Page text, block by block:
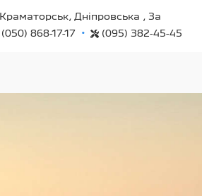
Краматорськ, Дніпровська , 3а
(050) 868-17-17
• (095) 382-45-45